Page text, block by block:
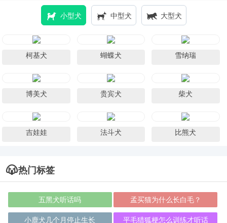
小型犬 中型犬 大型犬
柯基犬 蝴蝶犬 雪纳瑞
博美犬 贵宾犬 柴犬
吉娃娃 法斗犬 比熊犬
热门标签
五黑犬听话吗 孟买猫为什么长白毛？
小鹿犬几个月停止生长 平毛猎狐梗怎么训练才听话